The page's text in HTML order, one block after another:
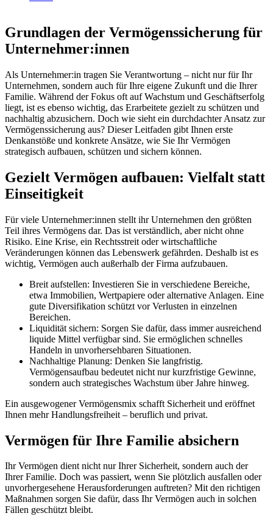
Grundlagen der Vermögenssicherung für
Unternehmer:innen
Als Unternehmer:in tragen Sie Verantwortung – nicht nur für Ihr
Unternehmen, sondern auch für Ihre eigene Zukunft und die Ihrer
Familie. Während der Fokus oft auf Wachstum und Geschäftserfolg
liegt, ist es ebenso wichtig, das Erarbeitete gezielt zu schützen und
nachhaltig abzusichern. Doch wie sieht ein durchdachter Ansatz zur
Vermögenssicherung aus? Dieser Leitfaden gibt Ihnen erste
Denkanstöße und konkrete Ansätze, wie Sie Ihr Vermögen
strategisch aufbauen, schützen und sichern können.
Gezielt Vermögen aufbauen: Vielfalt statt
Einseitigkeit
Für viele Unternehmer:innen stellt ihr Unternehmen den größten
Teil ihres Vermögens dar. Das ist verständlich, aber nicht ohne
Risiko. Eine Krise, ein Rechtsstreit oder wirtschaftliche
Veränderungen können das Lebenswerk gefährden. Deshalb ist es
wichtig, Vermögen auch außerhalb der Firma aufzubauen.
Breit aufstellen: Investieren Sie in verschiedene Bereiche,
etwa Immobilien, Wertpapiere oder alternative Anlagen. Eine
gute Diversifikation schützt vor Verlusten in einzelnen
Bereichen.
Liquidität sichern: Sorgen Sie dafür, dass immer ausreichend
liquide Mittel verfügbar sind. Sie ermöglichen schnelles
Handeln in unvorhersehbaren Situationen.
Nachhaltige Planung: Denken Sie langfristig.
Vermögensaufbau bedeutet nicht nur kurzfristige Gewinne,
sondern auch strategisches Wachstum über Jahre hinweg.
Ein ausgewogener Vermögensmix schafft Sicherheit und eröffnet
Ihnen mehr Handlungsfreiheit – beruflich und privat.
Vermögen für Ihre Familie absichern
Ihr Vermögen dient nicht nur Ihrer Sicherheit, sondern auch der
Ihrer Familie. Doch was passiert, wenn Sie plötzlich ausfallen oder
unvorhergesehene Herausforderungen auftreten? Mit den richtigen
Maßnahmen sorgen Sie dafür, dass Ihr Vermögen auch in solchen
Fällen geschützt bleibt.